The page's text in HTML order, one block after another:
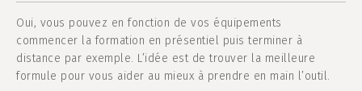
Oui, vous pouvez en fonction de vos équipements
commencer la formation en présentiel puis terminer à
distance par exemple. L’idée est de trouver la meilleure
formule pour vous aider au mieux à prendre en main l’outil.